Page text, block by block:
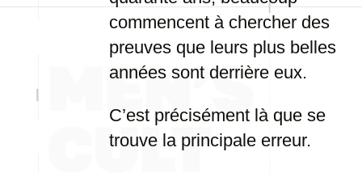
commencent à chercher des
preuves que leurs plus belles
années sont derrière eux.
C’est précisément là que se
trouve la principale erreur.